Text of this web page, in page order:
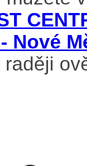
Nové